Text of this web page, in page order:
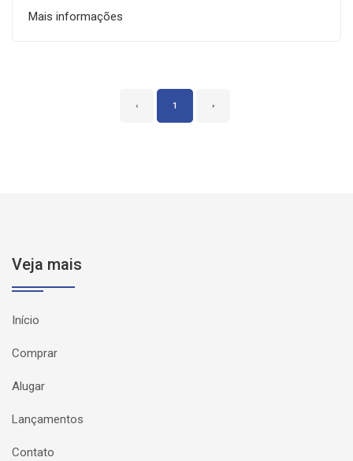
Mais informações
‹ 1 ›
Veja mais
Início
Comprar
Alugar
Lançamentos
Contato